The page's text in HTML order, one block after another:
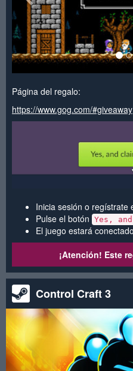
Página del regalo:
https://www.gog.com/#giveaway
Inicia sesión o regístrate
Pulse el botón Yes,
El juego estará
¡Atención! Este
Control Craft 3